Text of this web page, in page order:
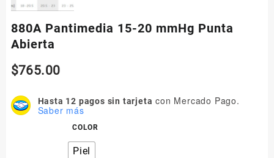
880A Pantimedia 15-20 mmHg Punta
Abierta
$765.00
Hasta 12 pagos sin tarjeta con Mercado Pago.
Saber más
COLOR
Piel